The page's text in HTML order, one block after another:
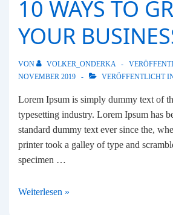
10 WAYS TO
YOUR
VON VOLKER_ONDERKA
NOVEMBER 2019
VERÖFFENTLICHT
Lorem Ipsum is simply dummy text of
typesetting industry. Lorem Ipsum has
standard dummy text ever since the,
printer took a galley of type and
specimen …
10
Weiterlesen »